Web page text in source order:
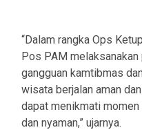
“Dalam rangka Ops
Pos PAM
gangguan kamtibmas
wisata berjalan aman
dapat menikmati
dan nyaman,” ujarnya.